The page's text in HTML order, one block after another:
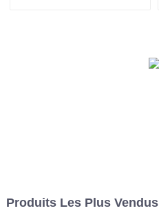
Produits Les Plus Vendus